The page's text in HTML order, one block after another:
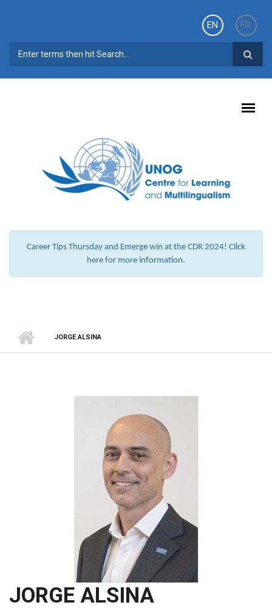
EN
FR
SEARCH FORM
Career Tips Thursday and Emerge win at the CDR 2024! Click
here for more information.
JORGE ALSINA
JORGE ALSINA